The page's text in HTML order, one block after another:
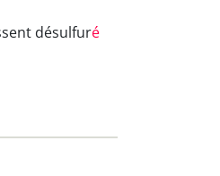
désulfuré